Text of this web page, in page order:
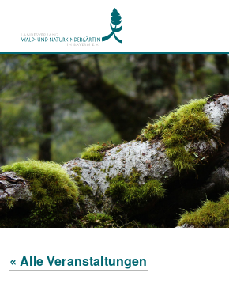
« Alle Veranstaltungen